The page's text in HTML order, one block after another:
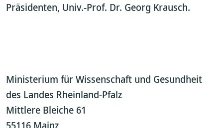
Präsidenten, Univ.-Prof. Dr. Georg Krausch.
Ministerium für Wissenschaft und Gesundheit
des Landes Rheinland-Pfalz
Mittlere Bleiche 61
55116 Mainz